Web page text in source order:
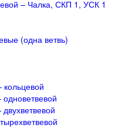
– Чалка, СКП 1, УСК 1
(одна ветвь)